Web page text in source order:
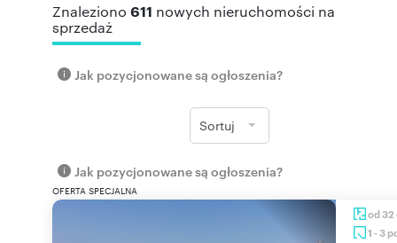
Znaleziono 611 nowych nieruchomości na
sprzedaż
Jak pozycjonowane są ogłoszenia?
Sortuj
Jak pozycjonowane są ogłoszenia?
OFERTA SPECJALNA
od 32
1 - 3